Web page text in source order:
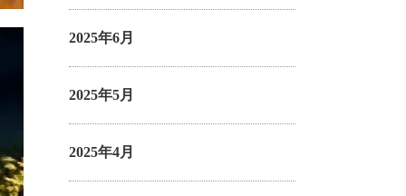
2025年6月
2025年5月
2025年4月